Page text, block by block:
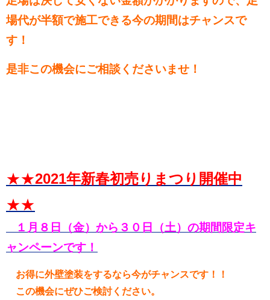
場代が半額で施工できる今の期間はチャンスで
す！
是非この機会にご相談くださいませ！
★★2021年新春初売りまつり開催中
★★
１月８日（金）から３０日（土）の期間限定キ
ャンペーンです！
お得に外壁塗装をするなら今がチャンスです！！
この機会にぜひご検討ください。